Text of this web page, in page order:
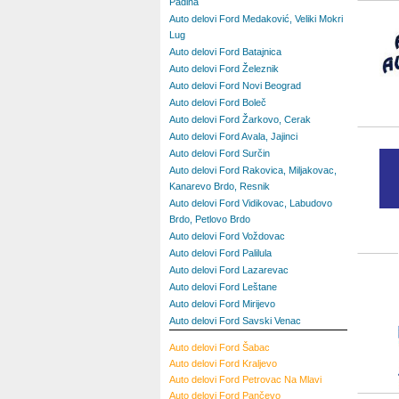
Auto delovi Ford Medaković, Veliki Mokri
Lug
Auto delovi Ford Batajnica
Auto delovi Ford Železnik
Auto delovi Ford Novi Beograd
Auto delovi Ford Boleč
Auto delovi Ford Žarkovo, Cerak
Auto delovi Ford Avala, Jajinci
Auto delovi Ford Surčin
Auto delovi Ford Rakovica, Miljakovac,
Kanarevo Brdo, Resnik
Auto delovi Ford Vidikovac, Labudovo
Brdo, Petlovo Brdo
Auto delovi Ford Voždovac
Auto delovi Ford Palilula
Auto delovi Ford Lazarevac
Auto delovi Ford Leštane
Auto delovi Ford Mirijevo
Auto delovi Ford Savski Venac
Auto delovi Ford Šabac
Auto delovi Ford Kraljevo
Auto delovi Ford Petrovac Na Mlavi
Auto delovi Ford Pančevo